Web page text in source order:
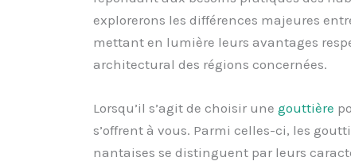
explorerons les différences majeures
mettant en lumière leurs avantages
architectural des régions concernées.
Lorsqu’il s’agit de choisir une gouttière
s’offrent à vous. Parmi celles-ci, les
nantaises se distinguent par leurs